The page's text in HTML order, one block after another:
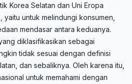
Korea Selatan dan Uni Eropa
yaitu untuk melindungi konsumen,
mendasar antara keduanya.
diklasifikasikan sebagai
tidak sesuai dengan definisi
dan sebaliknya. Oleh karena itu,
untuk memahami dengan